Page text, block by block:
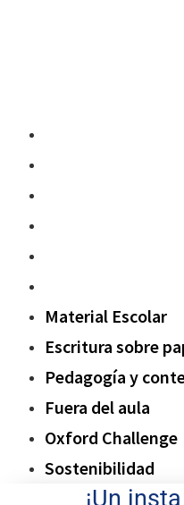
Material Escolar
Escritura sobre
Pedagogía y
Fuera del aula
Oxford Challenge
Sostenibilidad
¡Un